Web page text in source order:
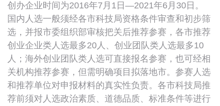
创办企业时间为2016年7月1日—2021年6月30日。
国内人选一般须经各市科技局资格条件审查和初步筛
选，并报市委组织部审核把关后推荐参赛，各市推荐
创业企业类人选最多20人、创业团队类人选最多10
人；海外创业团队类人选可直接报名参赛，也可经相
关机构推荐参赛，但需明确项目拟落地市。参赛人选
和推荐单位对申报材料的真实性负责。各市科技局推
荐前须对人选政治素质、道德品质、标准条件等进行